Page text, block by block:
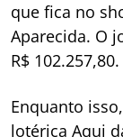
que fica no
Aparecida. O
R$ 102.257,80.
Enquanto
lotérica Aqui